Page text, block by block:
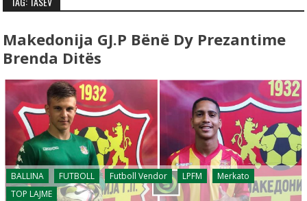
Makedonija GJ.P Bënë Dy Prezantime
Brenda Ditës
BALLINA FUTBOLL Futboll Vendor LPFM
Merkato
TOP LAJME